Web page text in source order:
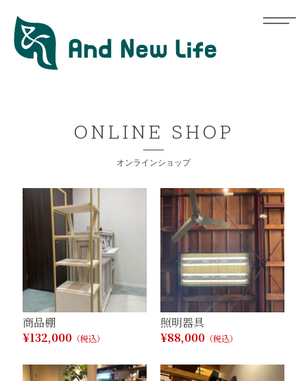
ONLINE SHOP
オンラインショップ
商品棚
¥132,000 （税込）
照明器具
¥88,000 （税込）